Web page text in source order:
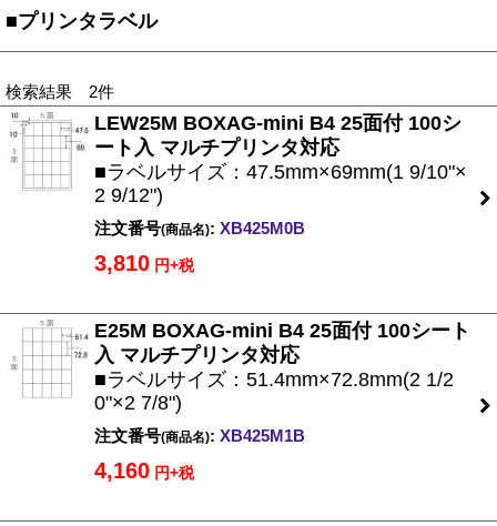
■プリンタラベル
検索結果 2件
LEW25M BOXAG-mini B4 25面付 100シ
ート入 マルチプリンタ対応
■ラベルサイズ：47.5mm×69mm(1 9/10"×
2 9/12")
注文番号(商品名): XB425M0B
3,810 円+税
E25M BOXAG-mini B4 25面付 100シート
入 マルチプリンタ対応
■ラベルサイズ：51.4mm×72.8mm(2 1/2
0"×2 7/8")
注文番号(商品名): XB425M1B
4,160 円+税